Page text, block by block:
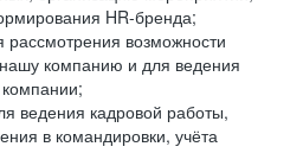
HR-бренда;
возможности
нашу компанию и для ведения
компании;
ведения кадровой работы,
в командировки, учёта